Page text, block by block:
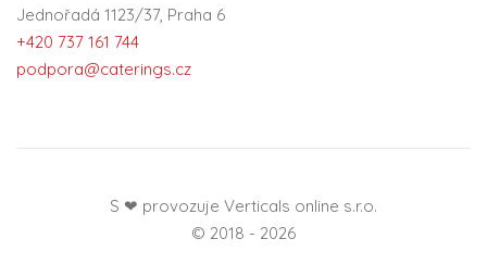
Jednořadá 1123/37, Praha 6
+420 737 161 744
podpora@caterings.cz
S ❤ provozuje Verticals online s.r.o.
© 2018 - 2026